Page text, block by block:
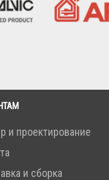
и проектирование
и сборка